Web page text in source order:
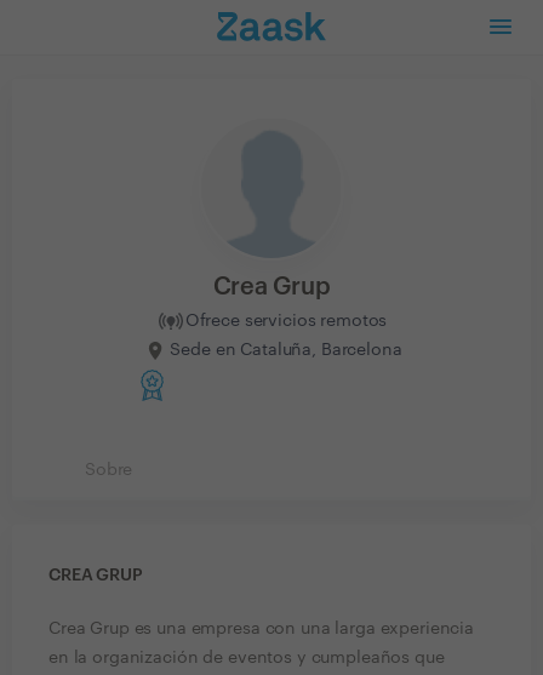
Crea Grup
Ofrece servicios remotos
Sede en Cataluña, Barcelona
Sobre
CREA GRUP
Crea Grup es una empresa con una larga experiencia
en la organización de eventos y cumpleaños que